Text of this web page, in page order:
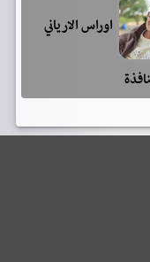
اوراس الارياني